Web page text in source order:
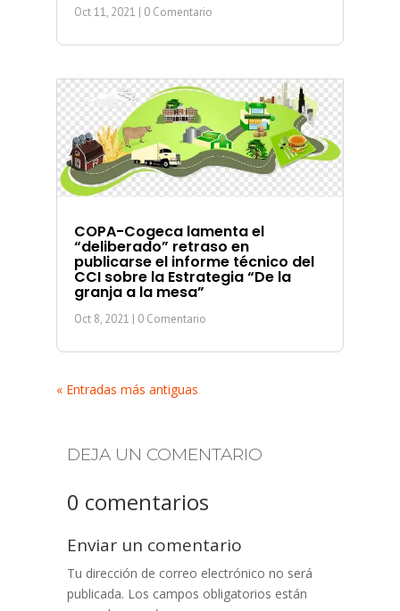
Oct 11, 2021 | 0 Comentario
COPA-Cogeca lamenta el
“deliberado” retraso en
publicarse el informe técnico del
CCI sobre la Estrategia “De la
granja a la mesa”
Oct 8, 2021 | 0 Comentario
« Entradas más antiguas
DEJA UN COMENTARIO
0 comentarios
Enviar un comentario
Tu dirección de correo electrónico no será
publicada. Los campos obligatorios están